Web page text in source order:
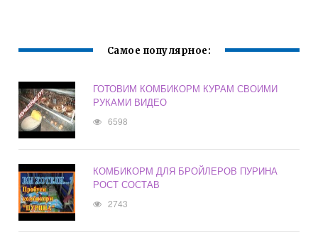
Самое популярное:
ГОТОВИМ КОМБИКОРМ КУРАМ СВОИМИ
РУКАМИ ВИДЕО
6598
КОМБИКОРМ ДЛЯ БРОЙЛЕРОВ ПУРИНА
РОСТ СОСТАВ
2743